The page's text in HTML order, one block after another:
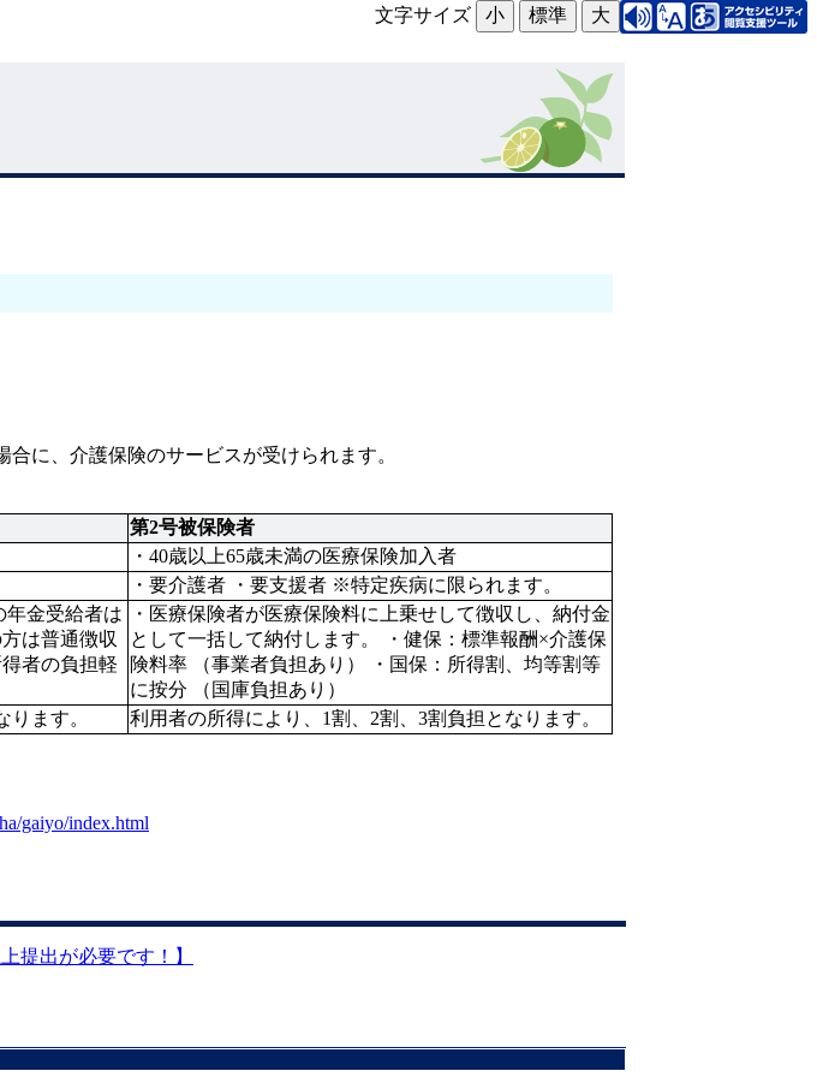
文字サイズ 小 標準 大
に、介護保険のサービスが受けられます。
第2号被保険者
・40歳以上65歳未満の医療保険加入者
・要介護者 ・要支援者 ※特定疾病に限られます。
年金受給者は
は普通徴収
者の負担軽
・医療保険者が医療保険料に上乗せして徴収し、納付金
として一括して納付します。 ・健保：標準報酬×介護保
険料率 （事業者負担あり） ・国保：所得割、均等割等
に按分 （国庫負担あり）
ます。 利用者の所得により、1割、2割、3割負担となります。
gaiyo/index.html
提出が必要です！】